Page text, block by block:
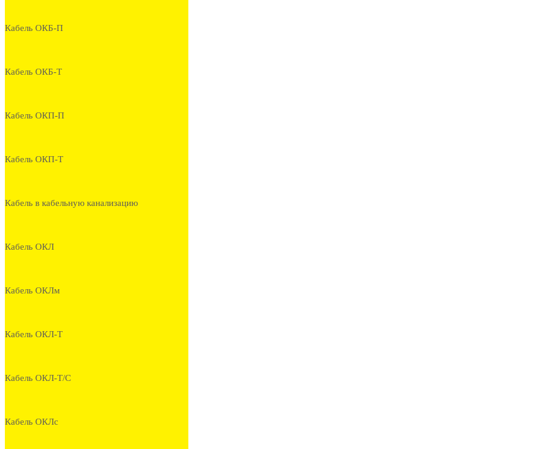
Кабель ОКБ-П
Кабель ОКБ-Т
Кабель ОКП-П
Кабель ОКП-Т
Кабель в кабельную канализацию
Кабель ОКЛ
Кабель ОКЛм
Кабель ОКЛ-Т
Кабель ОКЛ-Т/С
Кабель ОКЛс